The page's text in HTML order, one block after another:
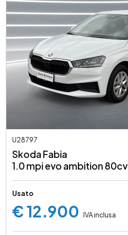
U28797
Skoda Fabia
1.0 mpi evo ambition 80cv
Usato
€ 12.900 IVA inclusa